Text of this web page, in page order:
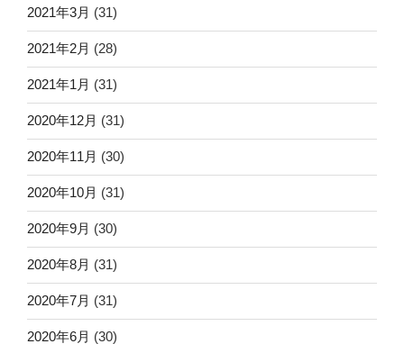
2021年3月 (31)
2021年2月 (28)
2021年1月 (31)
2020年12月 (31)
2020年11月 (30)
2020年10月 (31)
2020年9月 (30)
2020年8月 (31)
2020年7月 (31)
2020年6月 (30)